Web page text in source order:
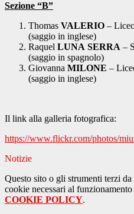
Sezione “B”
Thomas VALERIO –
(saggio in inglese)
Raquel LUNA SERRA –
(saggio in spagnolo)
Giovanna MILONE –
(saggio in inglese)
Il link alla galleria fotografica:
https://www.flickr.com/photos/
Notizie
Questo sito o gli strumenti terzi
cookie necessari al
COOKIE POLICY.